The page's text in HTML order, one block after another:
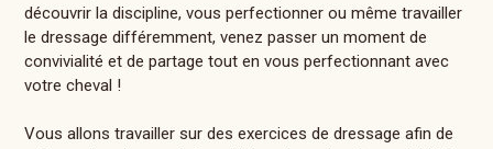
découvrir la discipline, vous perfectionner ou même travailler
le dressage différemment, venez passer un moment de
convivialité et de partage tout en vous perfectionnant avec
votre cheval !
Vous allons travailler sur des exercices de dressage afin de